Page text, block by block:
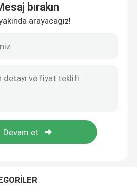
Filmi
bırakın
arayacağız!